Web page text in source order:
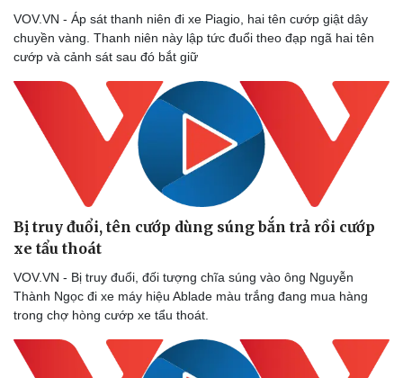
Sức khỏe
Dinh dưỡng - món ngon
Cây thuốc
Sản phụ khoa
Nhi khoa
Nam khoa
Làm đẹp - giảm cân
Phòng mạch online
Đời sống
Nhà đẹp
Blog
Tình yêu - Gia đình
VOV.VN - Áp sát thanh niên đi xe Piagio, hai tên cướp giật dây
chuyền vàng. Thanh niên này lập tức đuổi theo đạp ngã hai tên
cướp và cảnh sát sau đó bắt giữ
Bị truy đuổi, tên cướp dùng súng bắn trả rồi cướp
xe tẩu thoát
VOV.VN - Bị truy đuổi, đối tượng chĩa súng vào ông Nguyễn
Thành Ngọc đi xe máy hiệu Ablade màu trắng đang mua hàng
trong chợ hòng cướp xe tẩu thoát.